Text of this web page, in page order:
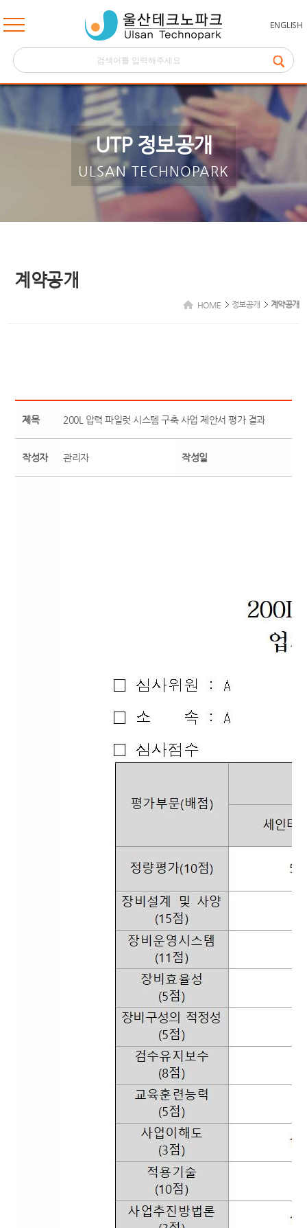
ENGLISH
UTP 정보공개
ULSAN TECHNOPARK
계약공개
HOME 정보공개 계약공개
제목 200L 압력 파일럿 시스템 구축 사업 제안서 평가 결과
작성자 관리자 작성일